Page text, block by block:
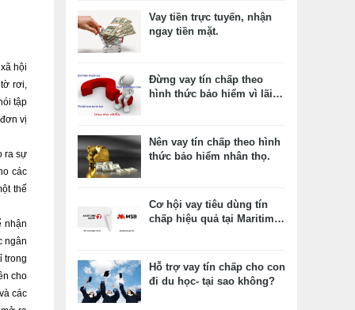
hội
rơi,
tập
vị
ra sự
các
thế
nhận
ngân
trong
cho
các
Vay tiền trực tuyến, nhận
ngay tiền mặt.
Đừng vay tín chấp theo
hình thức bảo hiểm vì lãi
Nên vay tín chấp theo hình
thức bảo hiểm nhân thọ.
Cơ hội vay tiêu dùng tín
chấp hiệu quả tại Maritime
Hỗ trợ vay tín chấp cho con
đi du học- tại sao không?